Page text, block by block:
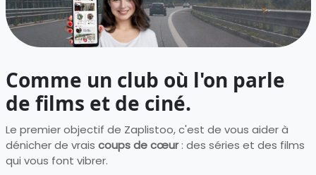
Comme un club où l'on parle
de films et de ciné.
Le premier objectif de Zaplistoo, c'est de vous aider à
dénicher de vrais coups de cœur: des séries et des films
qui vous font vibrer.